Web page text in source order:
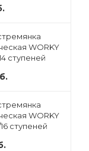
WORKY
ступеней
WORKY
ступеней